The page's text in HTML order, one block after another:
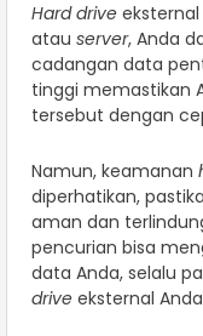
Hard drive
atau server, Anda
cadangan data
tinggi memastikan
tersebut dengan
Namun, keamanan
diperhatikan,
aman dan
pencurian bisa
data Anda, selalu
drive eksternal